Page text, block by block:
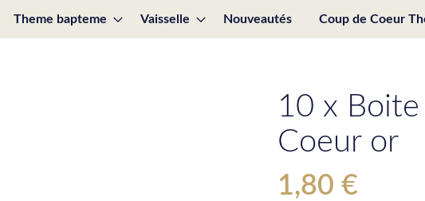
Theme bapteme Vaisselle Nouveautés Coup de Coeur
10 x Boite
Coeur or
Special
1,80 €